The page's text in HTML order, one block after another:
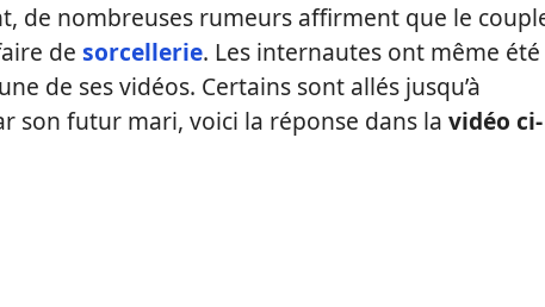
de nombreuses rumeurs affirment que le
de sorcellerie. Les internautes ont même été
de ses vidéos. Certains sont allés jusqu’à
son futur mari, voici la réponse dans la vidéo ci-